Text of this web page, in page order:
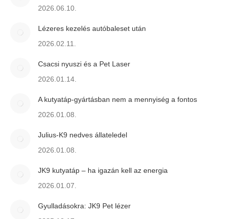
2026.06.10.
Lézeres kezelés autóbaleset után
2026.02.11.
Csacsi nyuszi és a Pet Laser
2026.01.14.
A kutyatáp-gyártásban nem a mennyiség a fontos
2026.01.08.
Julius-K9 nedves állateledel
2026.01.08.
JK9 kutyatáp – ha igazán kell az energia
2026.01.07.
Gyulladásokra: JK9 Pet lézer